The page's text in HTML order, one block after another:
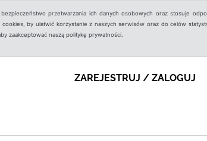
przetwarzania ich danych osobowych oraz stosuje
by ułatwić korzystanie z naszych serwisów oraz do celów
zaakceptować naszą politykę prywatności.
ZAREJESTRUJ / ZALOGUJ